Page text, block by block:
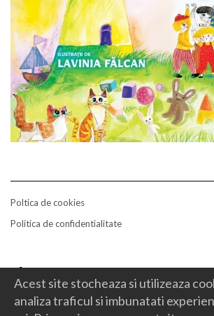
Poltica de cookies
Politica de confidentialitate
Facebook
Mail
Acest site stocheaza si utilizeaza
analiza traficul si imbunatati